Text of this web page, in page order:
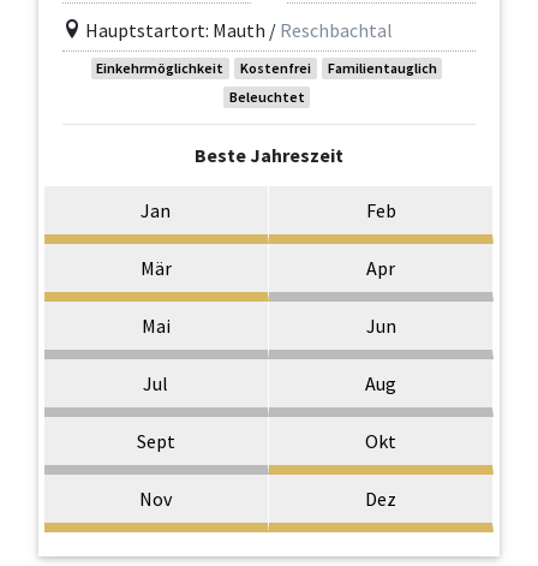
Hauptstartort: Mauth / Reschbachtal
Einkehrmöglichkeit Kostenfrei
Familientauglich
Beleuchtet
Beste Jahreszeit
Jan Feb
Mär Apr
Mai Jun
Jul Aug
Sept Okt
Nov Dez